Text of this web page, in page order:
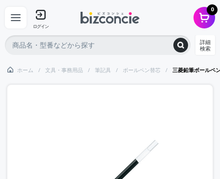
ログイン
0
詳細
検索
ホーム 文具・事務用品 筆記具 ボールペン替芯 三菱鉛筆ボールペ